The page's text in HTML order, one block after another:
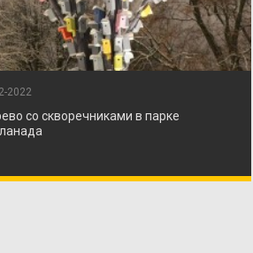
2022
со скворечниками в парке